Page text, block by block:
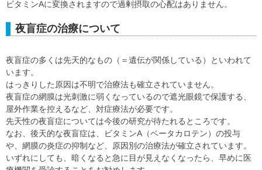
ビタミンAに変換されますので過剰摂取の心配はありません。
夜盲症の治療について
夜盲症の多くは先天的なもの（＝遺伝が関係している）といわれて
います。
はっきりした原因は不明で治療法も確立されていません。
夜盲症の網膜は光刺激に弱くなっているので遮光眼鏡で保護する、
屋外作業を控えるなど、対症療法が必要です。
先天性の夜盲症については今後の研究が待たれるところです。
なお、後天的な夜盲症は、ビタミンA（ベータカロテン）の投与
や、網膜の炎症の抑制など、原因別の治療法が確立されています。
いずれにしても、暗くなると急に目が見えなくなったら、早めに医